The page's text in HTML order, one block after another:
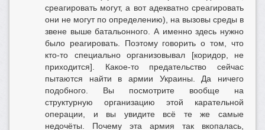
среагировать могут, а вот адекватно среагировать
они не могут по определению), на вызовы среды в
звене выше батальонного. А именно здесь нужно
было реагировать. Поэтому говорить о том, что
кто-то специально организовывал [коридор, не
приходится]. Какое-то предательство сейчас
пытаются найти в армии Украины. Да ничего
подобного. Вы посмотрите вообще на
структурную организацию этой карательной
операции, и вы увидите всё те же самые
недочёты. Почему эта армия так вкопалась,